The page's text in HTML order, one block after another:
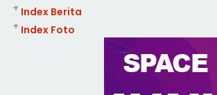
Index Berita
+
Index Foto
+